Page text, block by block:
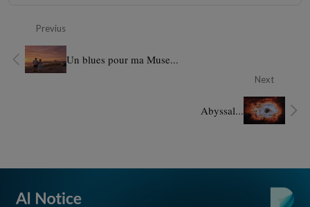
Previus
Un blues pour ma Muse...
Next
Abyssal...